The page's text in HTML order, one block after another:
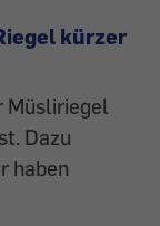
kürzer
Müsliriegel
Dazu
haben